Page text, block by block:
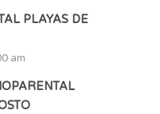
PLAYAS DE
am